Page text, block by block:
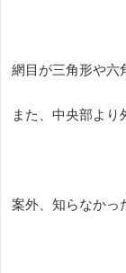
網目が三角形や六
また、中央部より
案外、知らなかっ